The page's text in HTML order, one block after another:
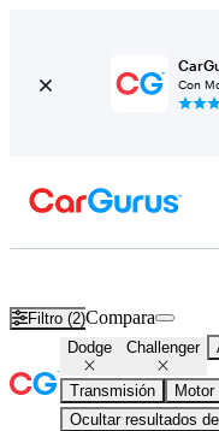
Con
Filtro (2)Compara
Dodge Challenger
Transmisión Motor
Ocultar resultados